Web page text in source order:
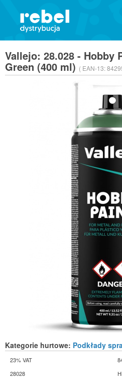
Vallejo: 28.028 - Hobby
Green (400 ml) ( EAN-13:
Kategorie hurtowe: Podkłady
23% VAT
28028